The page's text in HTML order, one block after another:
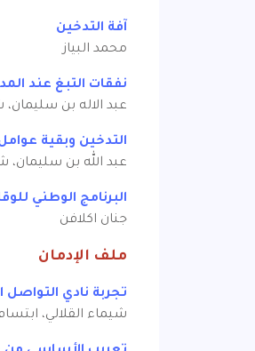
آفة التدخين
محمد البياز
نفقات التبغ عند
عبد الاله بن
التدخين وبقية
عبد الله بن سليمان،
البرنامج الوطني
جنان اكلافن
ملف الإدمان
تجربة نادي
شيماء القلالي،